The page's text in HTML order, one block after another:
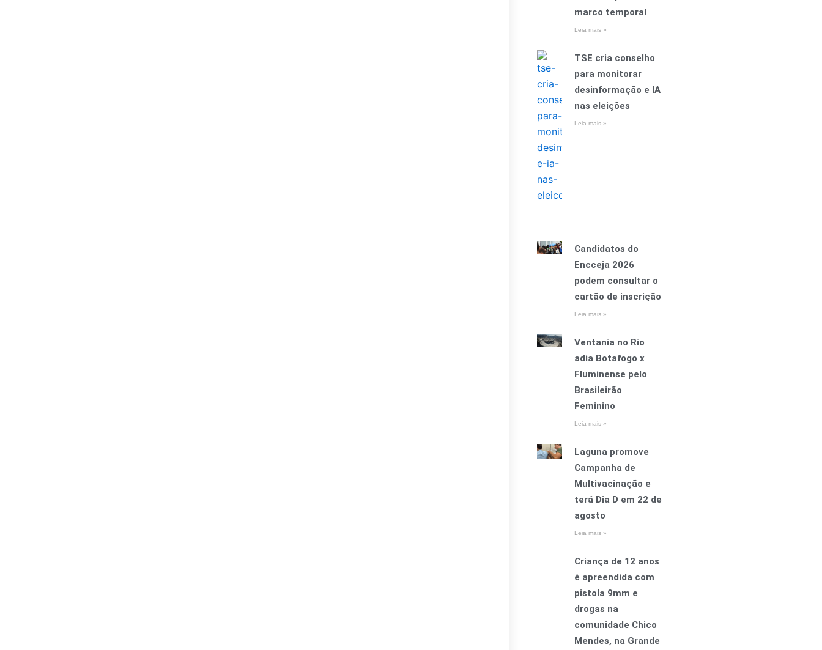
marco temporal
Leia mais »
TSE cria conselho
para monitorar
desinformação e IA
nas eleições
Leia mais »
Candidatos do
Encceja 2026
podem consultar o
cartão de inscrição
Leia mais »
Ventania no Rio
adia Botafogo x
Fluminense pelo
Brasileirão
Feminino
Leia mais »
Laguna promove
Campanha de
Multivacinação e
terá Dia D em 22 de
agosto
Leia mais »
Criança de 12 anos
é apreendida com
pistola 9mm e
drogas na
comunidade Chico
Mendes, na Grande